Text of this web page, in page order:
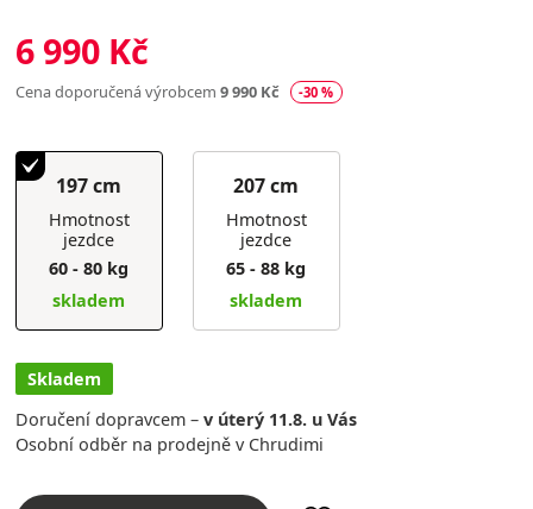
6 990 Kč
Cena doporučená výrobcem 9 990 Kč -30 %
197 cm
Hmotnost
jezdce
60 - 80 kg
skladem
207 cm
Hmotnost
jezdce
65 - 88 kg
skladem
Skladem
Doručení dopravcem – v úterý 11.8. u Vás
Osobní odběr na prodejně v Chrudimi